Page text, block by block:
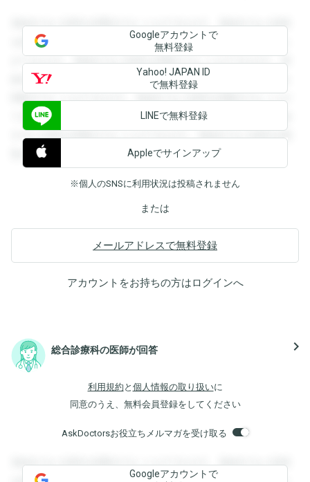
登録すると回答を閲覧することができます。登録すると回答
を閲覧することができます。登録すると回答を閲覧すること
ができます。登録すると回答を閲覧することができます。登
録すると回答を閲覧することができます。登録すると回答を
閲覧することができます。登録すると回答を閲覧することが
できます。登録すると回答を閲覧することができます。登録
すると回答を閲覧することができます。登録すると回答を閲
覧することができます。
Googleアカウントで
無料登録
Yahoo! JAPAN ID
で無料登録
LINEで無料登録
Appleでサインアップ
※個人のSNSに利用状況は投稿されません
または
メールアドレスで無料登録
アカウントをお持ちの方はログインへ
総合診療科の医師が回答 navigate_next
利用規約 と 個人情報の取り扱いに
同意のうえ、無料会員登録をしてください
AskDoctorsお役立ちメルマガを受け取る
登録すると回答を閲覧することができます。登録すると回答
Googleアカウントで